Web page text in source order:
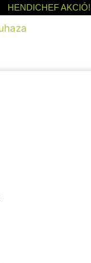
HENDICHEF AKCIÓ!